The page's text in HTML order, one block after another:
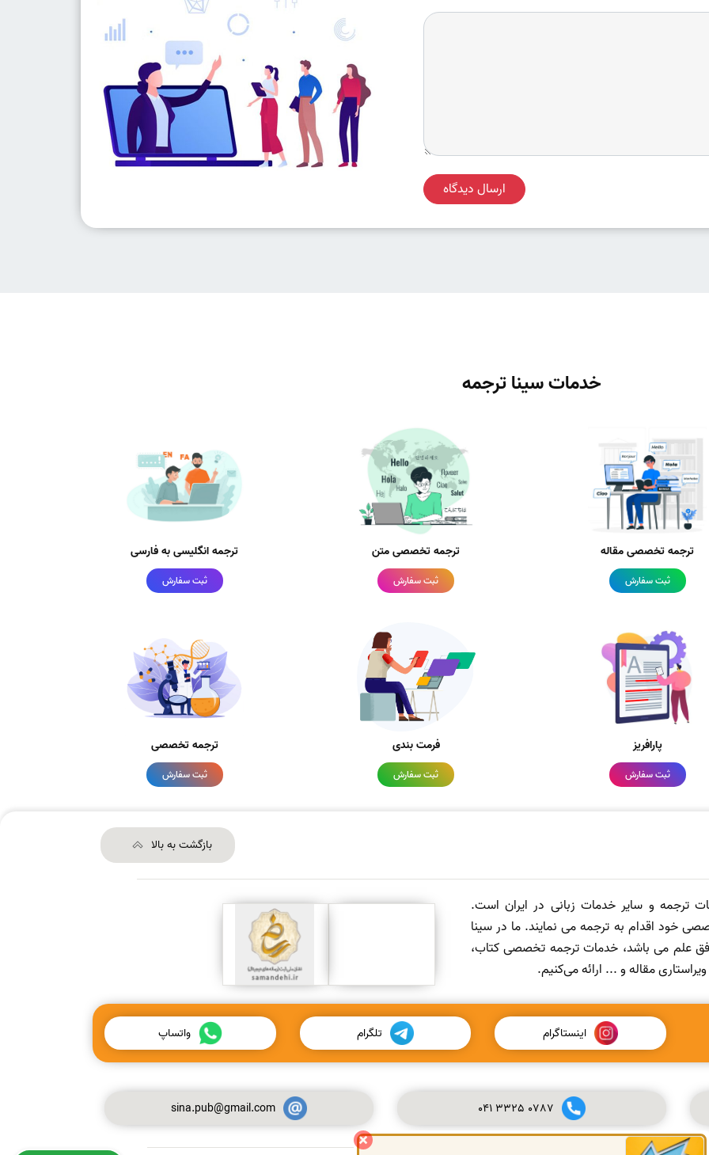
ارسال دیدگاه
خدمات سینا ترجمه
ترجمه تخصصی مقاله
ثبت سفارش
ترجمه تخصصی متن
ثبت سفارش
ترجمه انگلیسی به فارسی
ثبت سفارش
پارافریز
ثبت سفارش
فرمت بندی
ثبت سفارش
ترجمه تخصصی
ثبت سفارش
بازگشت به بالا
ترجمه و سایر خدمات زبانی در ایران است.
خود اقدام به ترجمه می نمایند. ما در سینا
علم می باشد، خدمات ترجمه تخصصی کتاب،
مقاله و ... ارائه می‌کنیم.
اینستاگرام تلگرام واتساپ
041 3325 0787
sina.pub@gmail.com